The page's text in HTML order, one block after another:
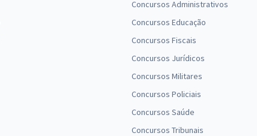
Concursos Administrativos
Concursos Educação
Concursos Fiscais
Concursos Jurídicos
Concursos Militares
Concursos Policiais
Concursos Saúde
Concursos Tribunais